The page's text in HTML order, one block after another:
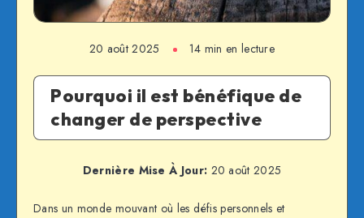
20 août 2025 14 min en lecture
Pourquoi il est bénéfique de
changer de perspective
Dernière Mise À Jour: 20 août 2025
Dans un monde mouvant où les défis personnels et